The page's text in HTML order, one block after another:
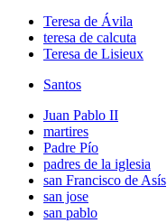
Teresa de Ávila
teresa de calcuta
Teresa de Lisieux
Santos
Juan Pablo II
martires
Padre Pío
padres de la iglesia
san Francisco de Asís
san jose
san pablo